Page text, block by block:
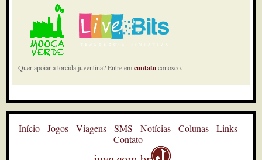
Quer apoiar a torcida juventina? Entre emcontatoconosco.
Início Jogos Viagens SMS Notícias Colunas
Links
Contato